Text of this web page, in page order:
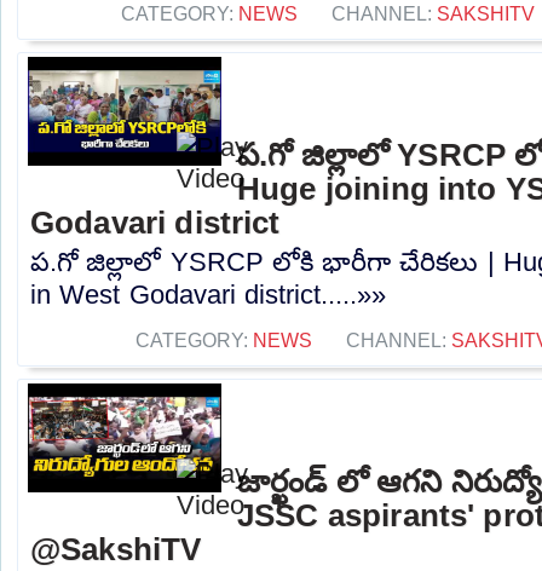
CATEGORY: NEWS CHANNEL: SAKSHITV
ప.గో జిల్లాలో YSRCP
Huge joining into
Godavari district
ప.గో జిల్లాలో YSRCP లోకి భారీగా చేరికలు |
in West Godavari district.....»»
CATEGORY: NEWS CHANNEL:
జార్ఖండ్ లో ఆగని
JSSC aspirants'
@SakshiTV